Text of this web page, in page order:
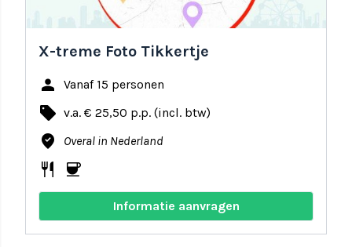
X-treme Foto Tikkertje
person Vanaf 15 personen
local_offer v.a. € 25,50 p.p. (incl. btw)
where_to_vote Overal in Nederland
restaurant coffee
Informatie aanvragen